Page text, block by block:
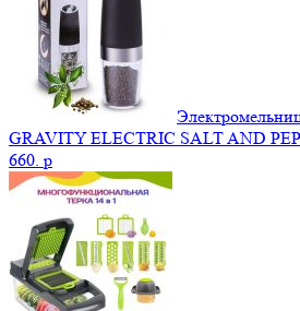
GRAVITY ELECTRIC SALT AND
660. p